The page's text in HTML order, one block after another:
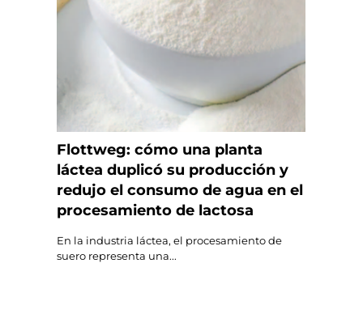
Flottweg: cómo una planta
láctea duplicó su producción y
redujo el consumo de agua en el
procesamiento de lactosa
En la industria láctea, el procesamiento de
suero representa una...